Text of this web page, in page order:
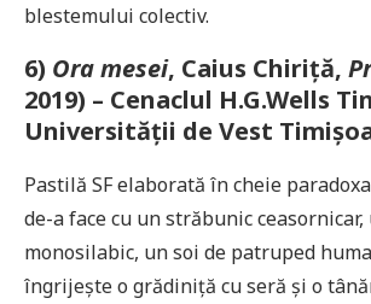
blestemului colectiv.
6) Ora mesei, Caius Chiriță,
2019) – Cenaclul H.G.Wells
Universității de Vest
Pastilă SF elaborată în cheie
de-a face cu un străbunic
monosilabic, un soi de patruped
îngrijește o grădiniță cu seră și o